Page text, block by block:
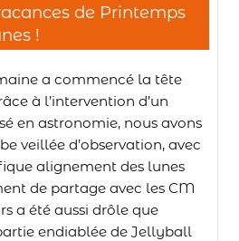
de Printemps
!
a commencé la tête
à l’intervention d’un
en astronomie, nous avons
veillée d’observation, avec
alignement des lunes
de partage avec les CM
a été aussi drôle que
endiablée de Jellyball